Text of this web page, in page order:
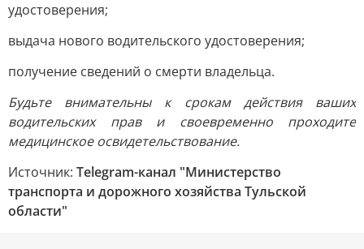
удостоверения;
выдача нового водительского удостоверения;
получение сведений о смерти владельца.
Будьте внимательны к срокам действия ваших
водительских прав и своевременно проходите
медицинское освидетельствование.
Источник: Telegram-канал "Министерство
транспорта и дорожного хозяйства Тульской
области"